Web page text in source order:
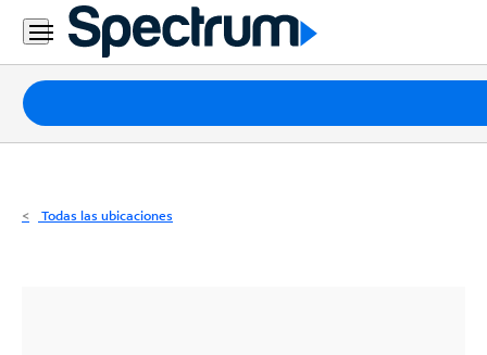
Residencial
Business
Paquetes
Internet
Todas las ubicaciones